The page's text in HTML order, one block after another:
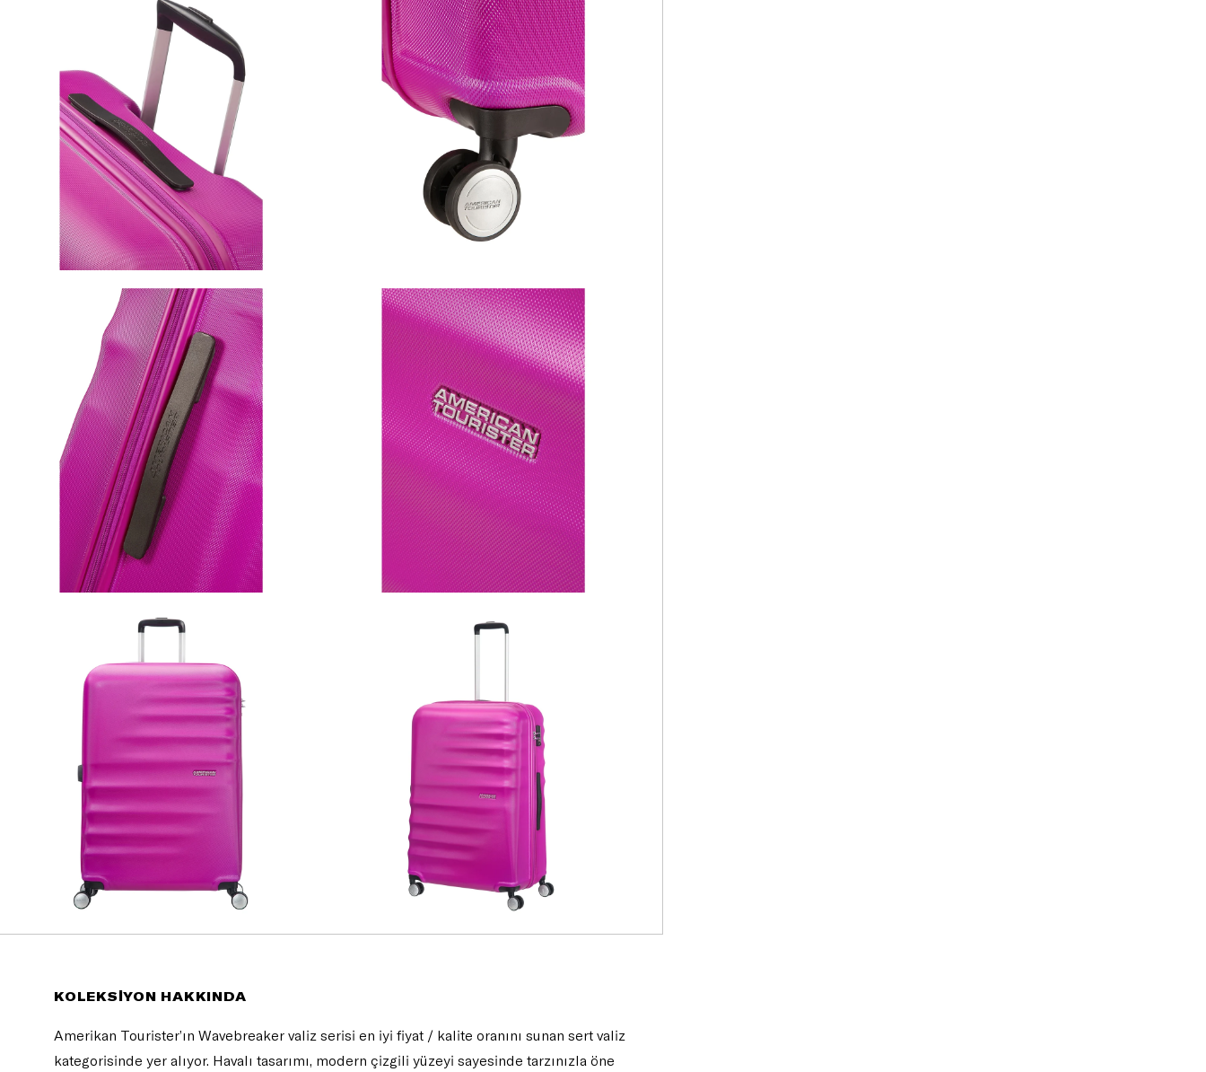
KOLEKSİYON HAKKINDA
Amerikan Tourister’ın Wavebreaker valiz serisi en iyi fiyat / kalite oranını sunan sert valiz
kategorisinde yer alıyor. Havalı tasarımı, modern çizgili yüzeyi sayesinde tarzınızla öne